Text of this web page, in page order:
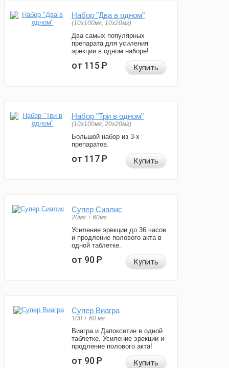
Набор "Два в одном"
(10x100мг, 10x20мг)
Два самых популярных
препарата для усиления
эрекции в одном наборе!
от 115Р Купить
Набор "Три в одном"
(10x100мг, 20x20мг)
Большой набор из 3-х
препаратов.
от 117Р Купить
Супер Сиалис
20мг + 60мг
Усиление эрекции до 36 часов
и продление полового акта в
одной таблетке.
от 90Р Купить
Супер Виагра
100 + 60 мг
Виагра и Дапоксетин в одной
таблетке. Усиление эрекции и
продление полового акта!
от 90Р Купить